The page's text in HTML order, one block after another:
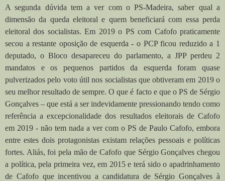
A segunda dúvida tem a ver com o PS-Madeira, saber qual a
dimensão da queda eleitoral e quem beneficiará com essa perda
eleitoral dos socialistas. Em 2019 o PS com Cafofo praticamente
secou a restante oposição de esquerda - o PCP ficou reduzido a 1
deputado, o Bloco desapareceu do parlamento, a JPP perdeu 2
mandatos e os pequenos partidos da esquerda foram quase
pulverizados pelo voto útil nos socialistas que obtiveram em 2019 o
seu melhor resultado de sempre. O que é facto e que o PS de Sérgio
Gonçalves – que está a ser indevidamente pressionando tendo como
referência a excepcionalidade dos resultados eleitorais de Cafofo
em 2019 - não tem nada a ver com o PS de Paulo Cafofo, embora
entre estes dois protagonistas existam relações pessoais e políticas
fortes. Aliás, foi pela mão de Cafofo que Sérgio Gonçalves chegou
a política, pela primeira vez, em 2015 e terá sido o apadrinhamento
de Cafofo que incentivou a candidatura de Sérgio Gonçalves à